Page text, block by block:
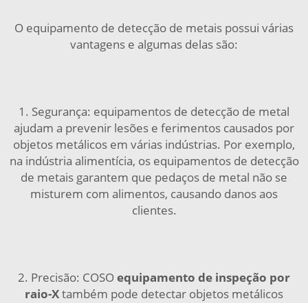
O equipamento de detecção de metais possui várias
vantagens e algumas delas são:
1. Segurança: equipamentos de detecção de metal
ajudam a prevenir lesões e ferimentos causados por
objetos metálicos em várias indústrias. Por exemplo,
na indústria alimentícia, os equipamentos de detecção
de metais garantem que pedaços de metal não se
misturem com alimentos, causando danos aos
clientes.
2. Precisão: COSOequipamento de inspeção por
raio-Xtambém pode detectar objetos metálicos